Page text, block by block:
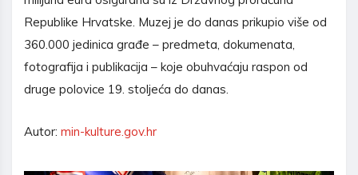
Republike Hrvatske. Muzej je do danas prikupio više od
360.000 jedinica građe – predmeta, dokumenata,
fotografija i publikacija – koje obuhvaćaju raspon od
druge polovice 19. stoljeća do danas.
Autor: min-kulture.gov.hr